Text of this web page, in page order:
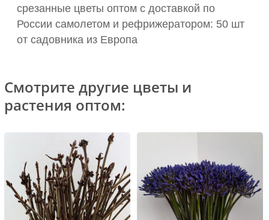
срезанные цветы оптом с доставкой по
России самолетом и рефрижератором: 50 шт
от садовника из Европа
Смотрите другие цветы и
растения оптом: